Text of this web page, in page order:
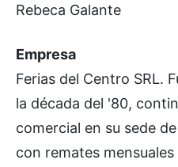
Rebeca Galante
Empresa
Ferias del Centro SRL.
la década del '80,
comercial en su sede
con remates